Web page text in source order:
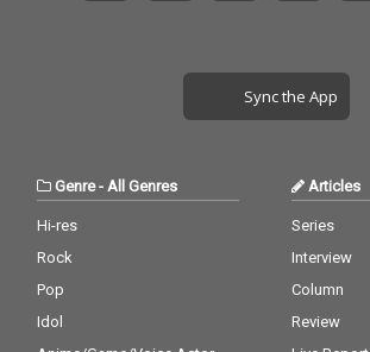
Sync the App
Genre- All Genres
Hi-res
Rock
Pop
Idol
Articles
Series
Interview
Column
Review